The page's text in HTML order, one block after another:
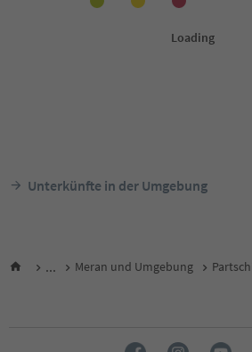
Unterkünfte in der Umgebung
... Meran und Umgebung